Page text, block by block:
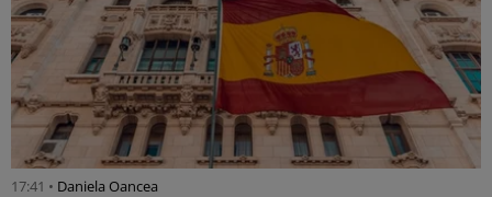
17:41 • Daniela Oancea